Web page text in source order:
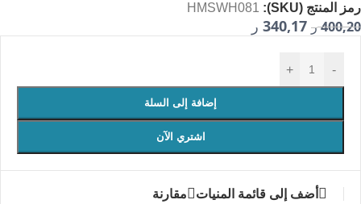
رمز المنتج (SKU): HMSWH081
400,20 ر 340,17 ر
-
+
إضافة إلى السلة
اشتري الآن
أضف إلى قائمة المنيات مقارنة